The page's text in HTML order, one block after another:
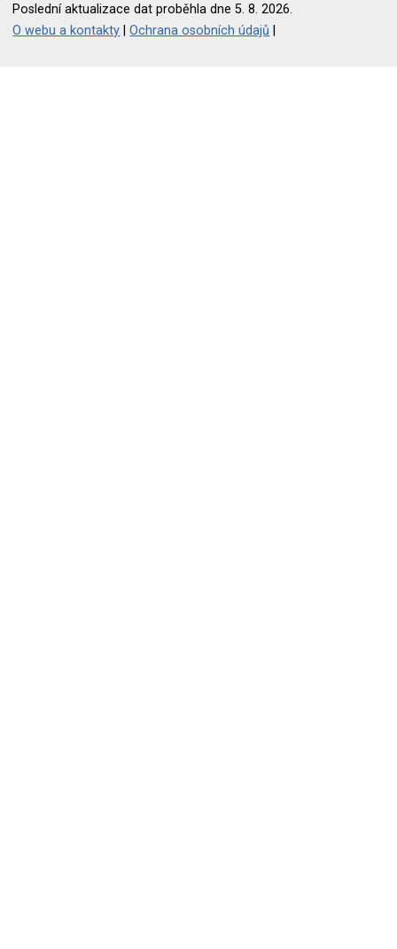
Poslední aktualizace dat proběhla dne 5. 8. 2026.
O webu a kontakty |Ochrana osobních údajů